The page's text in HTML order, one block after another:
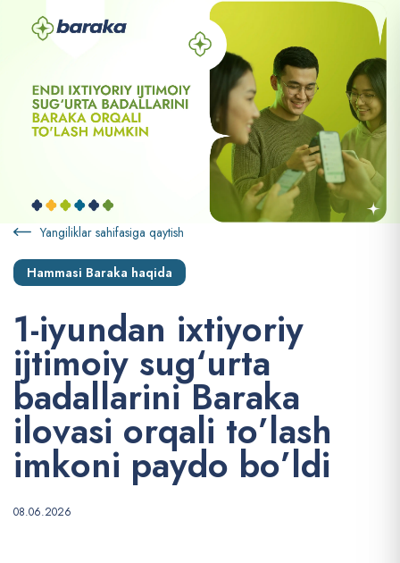
Yangiliklar sahifasiga qaytish
Hammasi Baraka haqida
1-iyundan ixtiyoriy
ijtimoiy sug‘urta
badallarini Baraka
ilovasi orqali to’lash
imkoni paydo bo’ldi
08.06.2026